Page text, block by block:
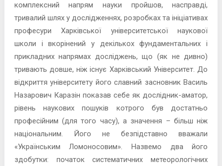
комплексний напрям науки пройшов, насправді,
тривалий шлях у дослідженнях, розробках та ініціативах
професури Харківської університетської наукової
школи і вкорінений у декількох фундаментальних і
прикладних напрямах досліджень, що (як не дивно)
тривають довше, ніж існує Харківський Університет. До
відкриття університету його славний засновник Василь
Назарович Каразін показав себе як дослідник-аматор,
рівень наукових пошуків котрого був достатньо
професійним (для того часу), а значення – більш ніж
національним. Його не безпідставно вважали
«Українським Ломоносовим». Назвемо два його
здобутки: початок систематичних метеорологічних